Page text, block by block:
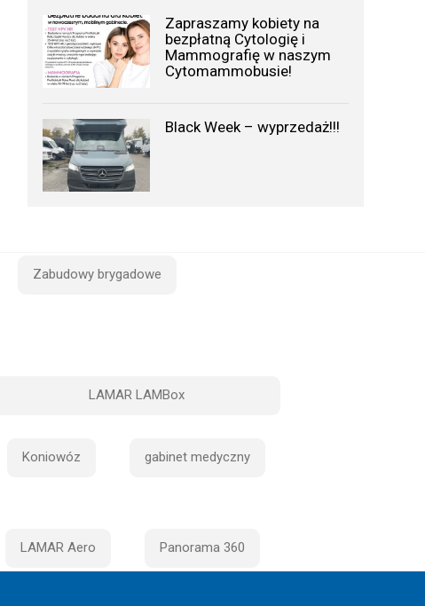
Zapraszamy kobiety na
bezpłatną Cytologię i
Mammografię w naszym
Cytomammobusie!
Black Week – wyprzedaż!!!
Zabudowy brygadowe
LAMAR LAMBox
Koniowóz gabinet medyczny
LAMAR Aero Panorama 360